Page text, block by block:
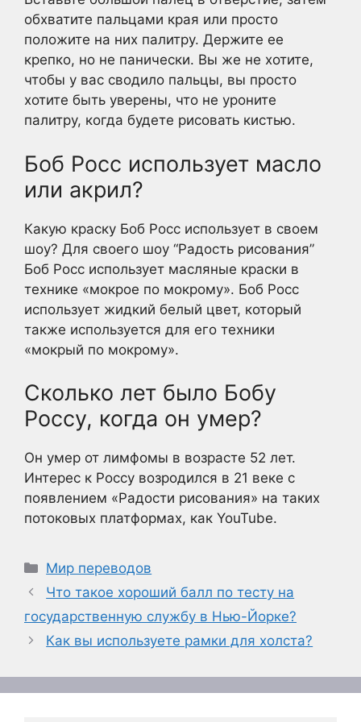
обхватите пальцами края или просто
положите на них палитру. Держите ее
крепко, но не панически. Вы же не хотите,
чтобы у вас сводило пальцы, вы просто
хотите быть уверены, что не уроните
палитру, когда будете рисовать кистью.
Боб Росс использует масло
или акрил?
Какую краску Боб Росс использует в своем
шоу? Для своего шоу “Радость рисования”
Боб Росс использует масляные краски в
технике «мокрое по мокрому». Боб Росс
использует жидкий белый цвет, который
также используется для его техники
«мокрый по мокрому».
Сколько лет было Бобу
Россу, когда он умер?
Он умер от лимфомы в возрасте 52 лет.
Интерес к Россу возродился в 21 веке с
появлением «Радости рисования» на таких
потоковых платформах, как YouTube.
Рубрики
Мир переводов
Что такое хороший балл по тесту на
государственную службу в Нью-Йорке?
Как вы используете рамки для холста?